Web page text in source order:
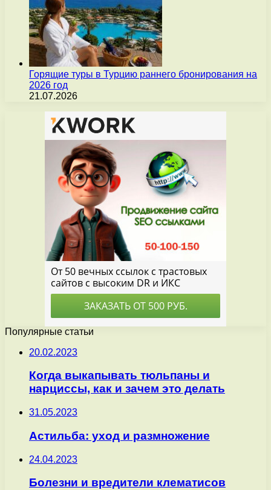
Горящие туры в Турцию раннего бронирования на
2026 год
21.07.2026
Популярные статьи
20.02.2023
Когда выкапывать тюльпаны и
нарциссы, как и зачем это делать
31.05.2023
Астильба: уход и размножение
24.04.2023
Болезни и вредители клематисов